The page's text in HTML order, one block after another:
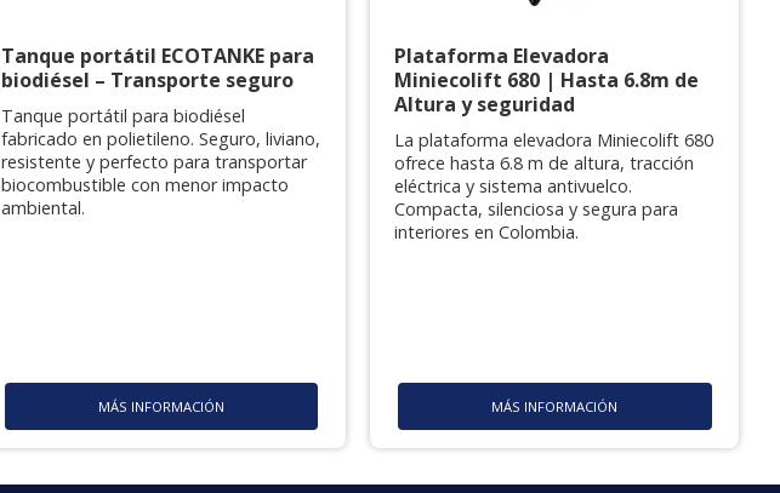
Tanque portátil ECOTANKE para
biodiésel – Transporte seguro
Tanque portátil para biodiésel
fabricado en polietileno. Seguro, liviano,
resistente y perfecto para transportar
biocombustible con menor impacto
ambiental.
MÁS INFORMACIÓN
Plataforma Elevadora
Miniecolift 680 | Hasta 6.8m de
Altura y seguridad
La plataforma elevadora Miniecolift 680
ofrece hasta 6.8 m de altura, tracción
eléctrica y sistema antivuelco.
Compacta, silenciosa y segura para
interiores en Colombia.
MÁS INFORMACIÓN